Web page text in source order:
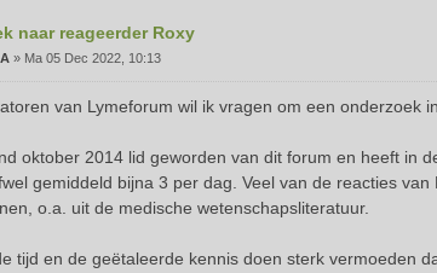
naar reageerder Roxy
» Ma 05 Dec 2022, 10:13
van Lymeforum wil ik vragen om een onderzoek
oktober 2014 lid geworden van dit forum en heeft in
gemiddeld bijna 3 per dag. Veel van de reacties
o.a. uit de medische wetenschapsliteratuur.
tijd en de geëtaleerde kennis doen sterk vermoeden